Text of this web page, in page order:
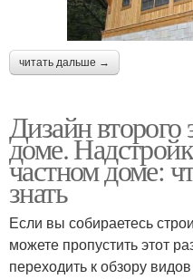
читать дальше →
Дизайн второго
доме.
частном доме:
знать
Если вы собираетесь
можете пропустить этот
переходить к обзору